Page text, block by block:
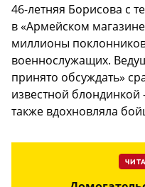
46-летняя Борисова с
в «Армейском
миллионы
военнослужащих.
принято обсуждать»
известной
также вдохновляла